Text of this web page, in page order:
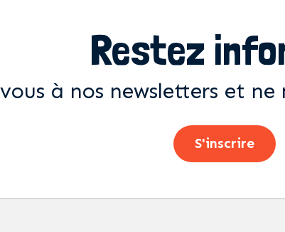
Restez
à nos newsletters et
S'inscrire